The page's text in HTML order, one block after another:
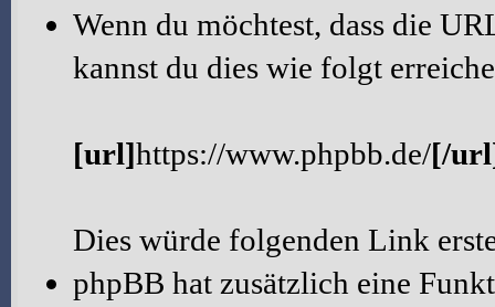
Wenn du möchtest, dass die
kannst du dies wie folgt
[url]https://www.phpbb.de/[/
Dies würde folgenden Link
phpBB hat zusätzlich eine